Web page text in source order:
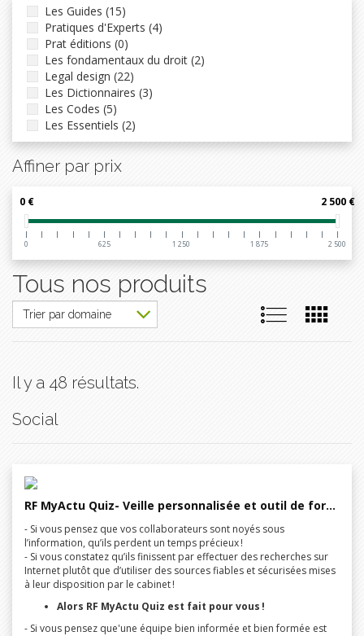
Les Guides (15)
Pratiques d'Experts (4)
Prat éditions (0)
Les fondamentaux du droit (2)
Legal design (22)
Les Dictionnaires (3)
Les Codes (5)
Les Essentiels (2)
Affiner par prix
0 € 2 500 €
0 625 1 250 1 875 2 500
Tous nos produits
Il y a 48 résultats.
Social
RF MyActu Quiz- Veille personnalisée et outil de formation en ligne
- Si vous pensez que vos collaborateurs sont noyés sous
l’information, qu’ils perdent un temps précieux !
- Si vous constatez qu’ils finissent par effectuer des recherches sur
Internet plutôt que d’utiliser des sources fiables et sécurisées mises
à leur disposition par le cabinet !
Alors RF MyActu Quiz est fait pour vous !
- Si vous pensez que'une équipe bien informée et bien formée est